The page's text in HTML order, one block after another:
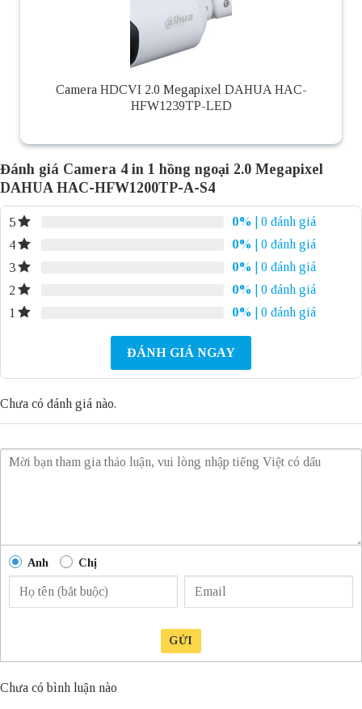
Camera HDCVI 2.0 Megapixel DAHUA HAC-
HFW1239TP-LED
Đánh giá Camera 4 in 1 hồng ngoại 2.0 Megapixel
DAHUA HAC-HFW1200TP-A-S4
5 0%
| 0 đánh giá
4
0%
| 0 đánh giá
3
0%
| 0 đánh giá
2
0%
| 0 đánh giá
1
0% | 0 đánh giá
ĐÁNH GIÁ NGAY
Chưa có đánh giá nào.
Anh Chị
GỬI
Chưa có bình luận nào